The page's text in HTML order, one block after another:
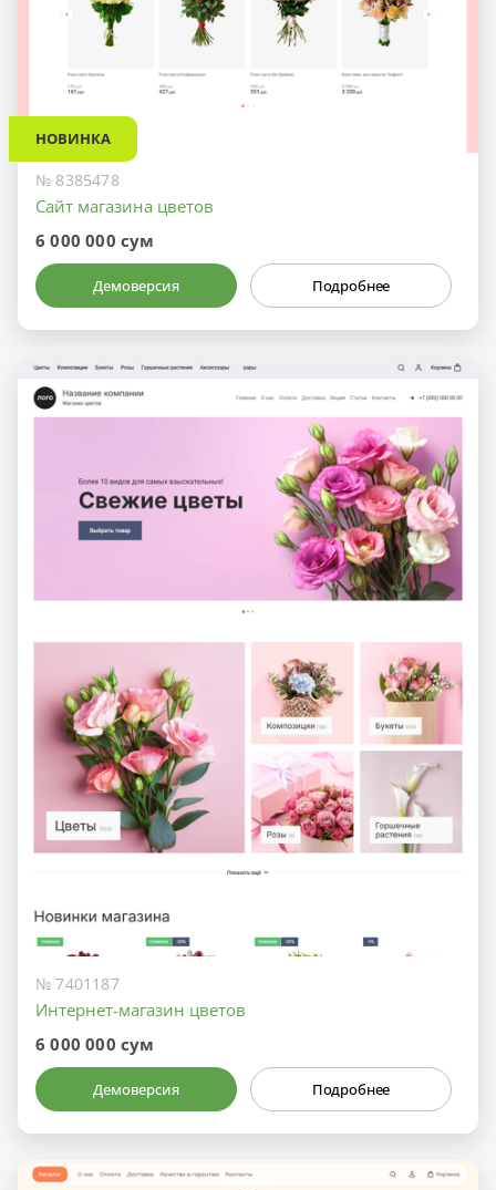
НОВИНКА
№ 8385478
Сайт магазина цветов
6 000 000 сум
Демоверсия Подробнее
№ 7401187
Интернет-магазин цветов
6 000 000 сум
Демоверсия Подробнее